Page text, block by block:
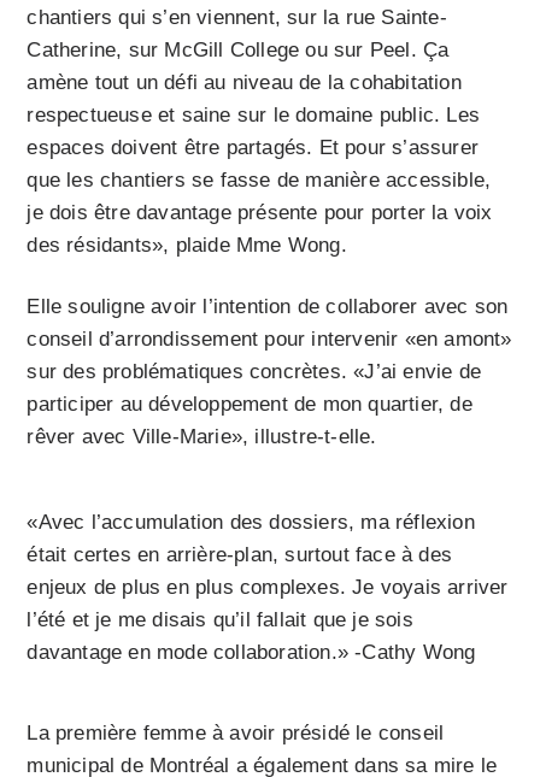
chantiers qui s’en viennent, sur la rue Sainte-
Catherine, sur McGill College ou sur Peel. Ça
amène tout un défi au niveau de la cohabitation
respectueuse et saine sur le domaine public. Les
espaces doivent être partagés. Et pour s’assurer
que les chantiers se fasse de manière accessible,
je dois être davantage présente pour porter la voix
des résidants», plaide Mme Wong.
Elle souligne avoir l’intention de collaborer avec son
conseil d’arrondissement pour intervenir «en amont»
sur des problématiques concrètes. «J’ai envie de
participer au développement de mon quartier, de
rêver avec Ville-Marie», illustre-t-elle.
«Avec l’accumulation des dossiers, ma réflexion
était certes en arrière-plan, surtout face à des
enjeux de plus en plus complexes. Je voyais arriver
l’été et je me disais qu’il fallait que je sois
davantage en mode collaboration.» -Cathy Wong
La première femme à avoir présidé le conseil
municipal de Montréal a également dans sa mire le